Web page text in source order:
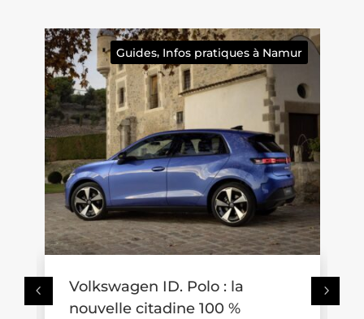
Guides,Infos pratiques à Namur
ID. Polo : la
citadine 100 %
Alarme
choisir